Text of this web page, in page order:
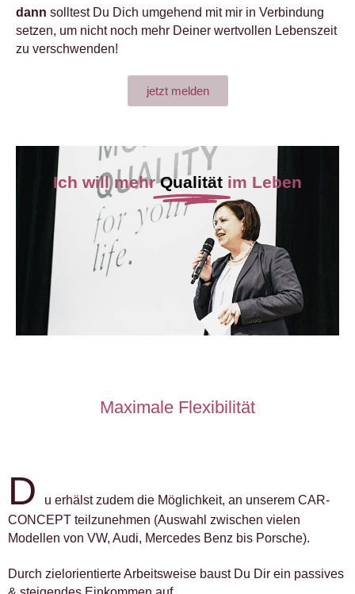
dann solltest Du Dich umgehend mit mir in Verbindung
setzen, um nicht noch mehr Deiner wertvollen Lebenszeit
zu verschwenden!
jetzt melden
Ich will mehr Qualität im Leben
Maximale Flexibilität
D
u erhälst zudem die Möglichkeit, an unserem CAR-
CONCEPT teilzunehmen (Auswahl zwischen vielen
Modellen von VW, Audi, Mercedes Benz bis Porsche).
Durch zielorientierte Arbeitsweise baust Du Dir ein passives